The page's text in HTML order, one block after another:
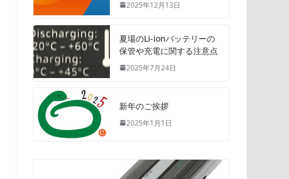
2025年12月13日
夏場のLi-ionバッテリーの
保管や充電に関する注意点
2025年7月24日
新年のご挨拶
2025年1月1日